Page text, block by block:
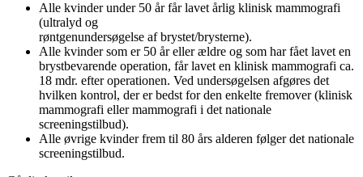
Alle kvinder under 50 år får lavet årlig klinisk mammografi
(ultralyd og
røntgenundersøgelse af brystet/brysterne).
Alle kvinder som er 50 år eller ældre og som har fået lavet en
brystbevarende operation, får lavet en klinisk mammografi ca.
18 mdr. efter operationen. Ved undersøgelsen afgøres det
hvilken kontrol, der er bedst for den enkelte fremover (klinisk
mammografi eller mammografi i det nationale
screeningstilbud).
Alle øvrige kvinder frem til 80 års alderen følger det nationale
screeningstilbud.